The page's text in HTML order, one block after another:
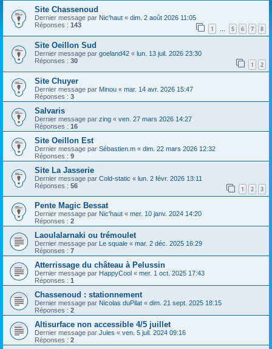
e
Site Chassenoud
Dernier message par Nic'haut « dim. 2 août 2026 11:05
Réponses : 143 1 … 5 6 7 8
Site Oeillon Sud
Dernier message par goeland42 « lun. 13 juil. 2026 23:30
Réponses : 30 1 2
Site Chuyer
Dernier message par Minou « mar. 14 avr. 2026 15:47
Réponses : 3
Salvaris
Dernier message par zing « ven. 27 mars 2026 14:27
Réponses : 16
Site Oeillon Est
Dernier message par Sébastien.m « dim. 22 mars 2026 12:32
Réponses : 9
Site La Jasserie
Dernier message par Cold-static « lun. 2 févr. 2026 13:11
Réponses : 56 1 2 3
Pente Magic Bessat
Dernier message par Nic'haut « mer. 10 janv. 2024 14:20
Réponses : 2
Laoulalarnaki ou trémoulet
Dernier message par Le squale « mar. 2 déc. 2025 16:29
Réponses : 7
Atterrissage du château à Pelussin
Dernier message par HappyCool « mer. 1 oct. 2025 17:43
Réponses : 1
Chassenoud : stationnement
Dernier message par Nicolas duPilat « dim. 21 sept. 2025 18:15
Réponses : 2
Altisurface non accessible 4/5 juillet
Dernier message par Jules « ven. 5 juil. 2024 09:16
Réponses : 2